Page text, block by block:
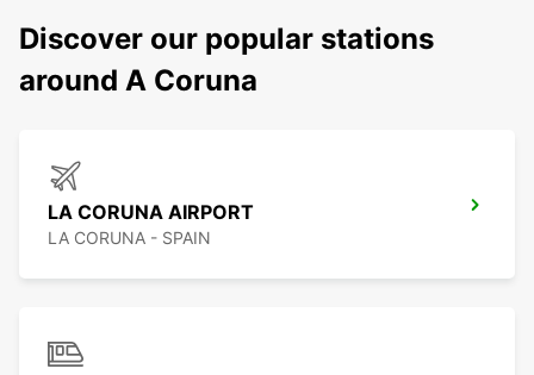
Discover our popular stations
around A Coruna
LA CORUNA AIRPORT
LA CORUNA - SPAIN